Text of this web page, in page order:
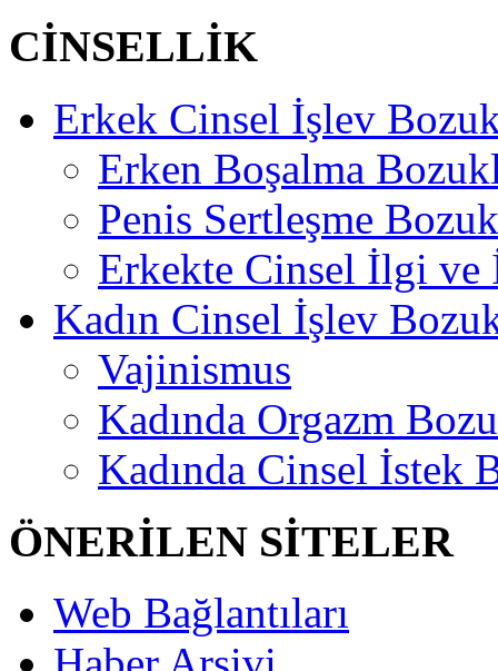
CİNSELLİK
Erkek Cinsel İşlev
Erken Boşalma
Penis Sertleşme
Erkekte Cinsel İlgi ve
Kadın Cinsel İşlev
Vajinismus
Kadında Orgazm
Kadında Cinsel İstek
ÖNERİLEN SİTELER
Web Bağlantıları